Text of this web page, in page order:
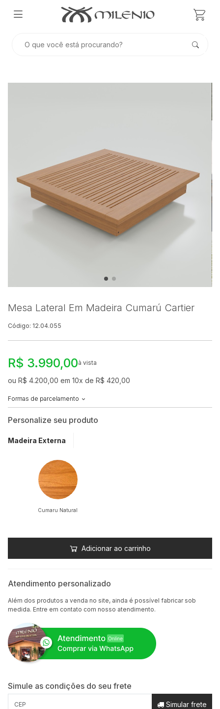
Mesa Lateral Em Madeira Cumarú Cartier
Código: 12.04.055
R$ 3.990,00à vista
ou R$ 4.200,00 em 10x de R$ 420,00
Formas de parcelamento
Personalize seu produto
Madeira Externa
Cumaru Natural
Adicionar ao carrinho
Atendimento personalizado
Além dos produtos a venda no site, ainda é possível fabricar sob
medida. Entre em contato com nosso atendimento.
Simule as condições do seu frete
Simular frete